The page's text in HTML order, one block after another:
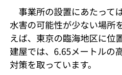
事業所の設置にあたって
水害の可能性が少ない場所
えば、東京の臨海地区に位
建屋では、6.65メートルの
対策を取っています。